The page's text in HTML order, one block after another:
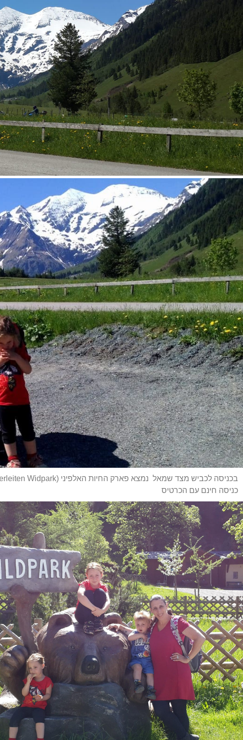
בכניסה לכביש מצד שמאל נמצא פארק החיות האלפיני (Ferleiten Widpark) שבו יש למעלה מ – 200 סוגים של חיות האופייניות לאזור האלפים.
כניסה חינם עם הכרטיס